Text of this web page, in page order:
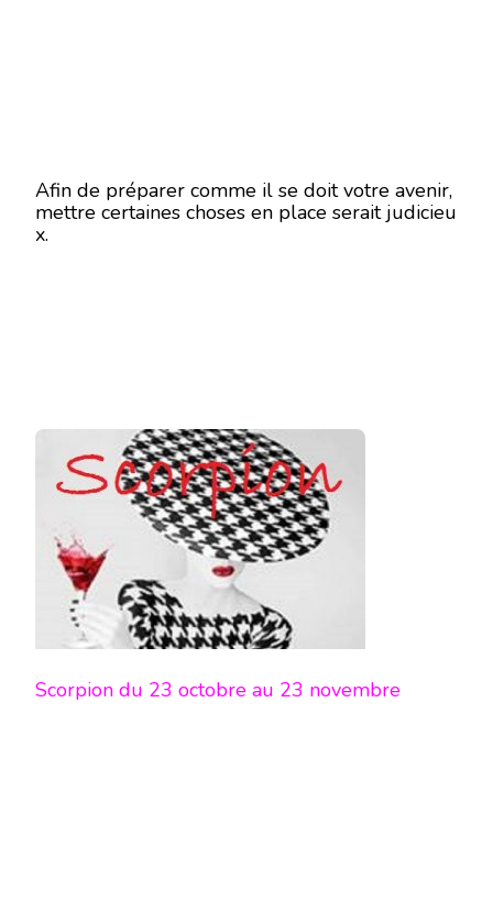
Afin de préparer comme il se doit votre avenir,
mettre certaines choses en place serait judicieu
x.
Scorpion du 23 octobre au 23 novembre